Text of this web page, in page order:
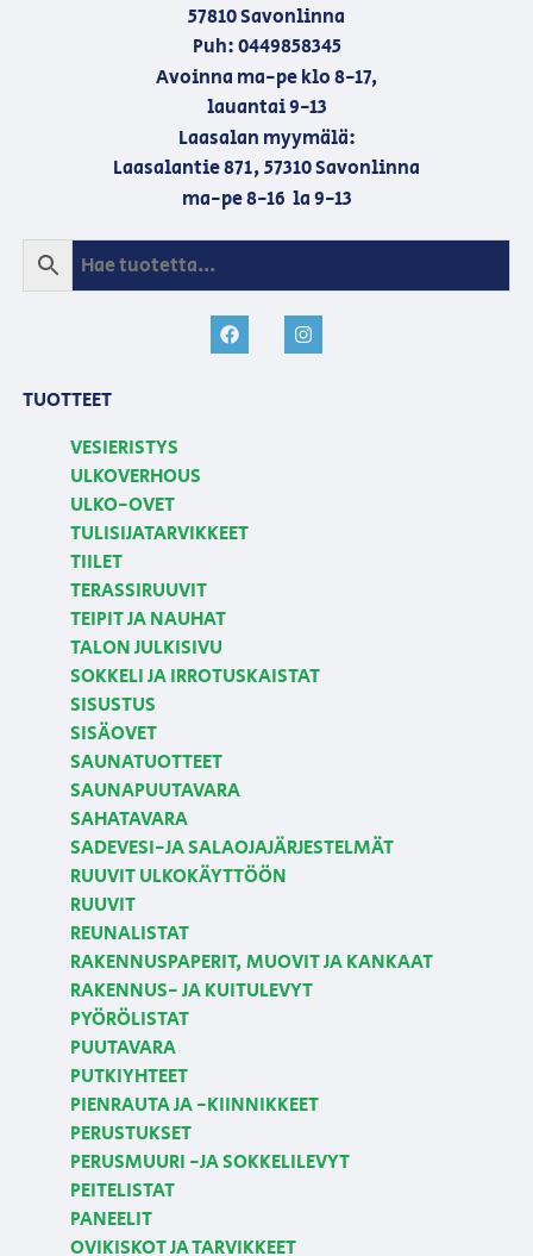
57810 Savonlinna
Puh: 0449858345
Avoinna ma-pe klo 8-17,
lauantai 9-13
Laasalan myymälä:
Laasalantie 871, 57310 Savonlinna
ma-pe 8-16 la 9-13
TUOTTEET
VESIERISTYS
ULKOVERHOUS
ULKO-OVET
TULISIJATARVIKKEET
TIILET
TERASSIRUUVIT
TEIPIT JA NAUHAT
TALON JULKISIVU
SOKKELI JA IRROTUSKAISTAT
SISUSTUS
SISÄOVET
SAUNATUOTTEET
SAUNAPUUTAVARA
SAHATAVARA
SADEVESI-JA SALAOJAJÄRJESTELMÄT
RUUVIT ULKOKÄYTTÖÖN
RUUVIT
REUNALISTAT
RAKENNUSPAPERIT, MUOVIT JA KANKAAT
RAKENNUS- JA KUITULEVYT
PYÖRÖLISTAT
PUUTAVARA
PUTKIYHTEET
PIENRAUTA JA -KIINNIKKEET
PERUSTUKSET
PERUSMUURI -JA SOKKELILEVYT
PEITELISTAT
PANEELIT
OVIKISKOT JA TARVIKKEET